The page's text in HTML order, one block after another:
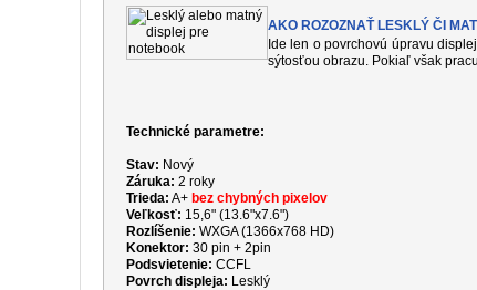
AKO ROZOZNAŤ LESKLÝ ČI
Ide len o povrchovú úpravu
sýtosťou obrazu. Pokiaľ však
Technické parametre:
Stav: Nový
Záruka: 2 roky
Trieda: A+ bez chybných pixelov
Veľkosť: 15,6" (13.6"x7.6")
Rozlíšenie: WXGA (1366x768 HD)
Konektor: 30 pin + 2pin
Podsvietenie: CCFL
Povrch displeja: Lesklý